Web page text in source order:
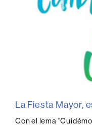
La Fiesta Mayor,
Con el lema